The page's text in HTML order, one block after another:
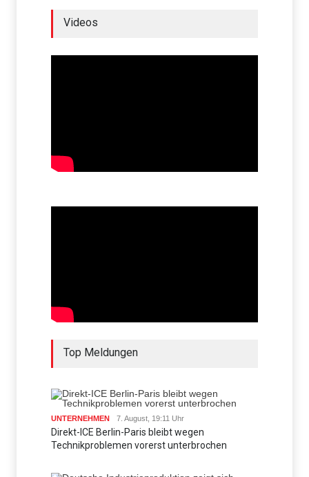
Videos
Top Meldungen
UNTERNEHMEN 7. August, 19:11 Uhr
Direkt-ICE Berlin-Paris bleibt wegen
Technikproblemen vorerst unterbrochen